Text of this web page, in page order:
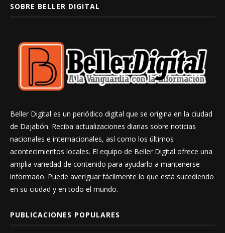
SOBRE BELLER DIGITAL
Beller Digital es un periódico digital que se origina en la ciudad
de Dajabón. Reciba actualizaciones diarias sobre noticias
nacionales e internacionales, así como los últimos
acontecimientos locales. El equipo de Beller Digital ofrece una
amplia variedad de contenido para ayudarlo a mantenerse
informado. Puede averiguar fácilmente lo que está sucediendo
en su ciudad y en todo el mundo.
PUBLICACIONES POPULARES